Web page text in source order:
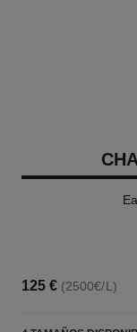
125 € (2500€/L)